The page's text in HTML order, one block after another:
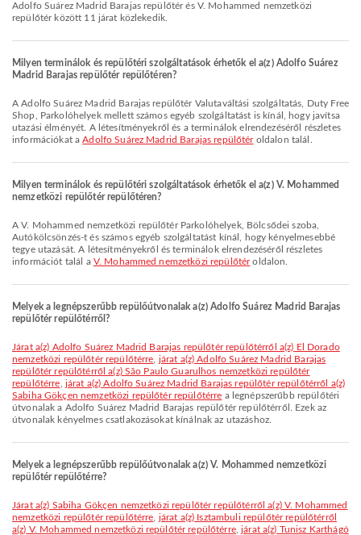
Adolfo Suárez Madrid Barajas repülőtér és V. Mohammed nemzetközi
repülőtér között 11 járat közlekedik.
Milyen terminálok és repülőtéri szolgáltatások érhetők el a(z) Adolfo Suárez
Madrid Barajas repülőtér repülőtéren?
A Adolfo Suárez Madrid Barajas repülőtér Valutaváltási szolgáltatás, Duty Free
Shop, Parkolóhelyek mellett számos egyéb szolgáltatást is kínál, hogy javítsa
utazási élményét. A létesítményekről és a terminálok elrendezéséről részletes
információkat aAdolfo Suárez Madrid Barajas repülőtéroldalon talál.
Milyen terminálok és repülőtéri szolgáltatások érhetők el a(z) V. Mohammed
nemzetközi repülőtér repülőtéren?
A V. Mohammed nemzetközi repülőtér Parkolóhelyek, Bölcsődei szoba,
Autókölcsönzés-t és számos egyéb szolgáltatást kínál, hogy kényelmesebbé
tegye utazását. A létesítményekről és terminálok elrendezéséről részletes
információt talál a V. Mohammed nemzetközi repülőtéroldalon.
Melyek a legnépszerűbb repülőútvonalak a(z) Adolfo Suárez Madrid Barajas
repülőtér repülőtérről?
járat a(z) Adolfo Suárez Madrid Barajas repülőtér repülőtérről a(z) El Dorado
nemzetközi repülőtér repülőtérre járat a(z) Adolfo Suárez Madrid Barajas
repülőtér repülőtérről a(z) São Paulo Guarulhos nemzetközi repülőtér
repülőtérre járat a(z) Adolfo Suárez Madrid Barajas repülőtér repülőtérről a(z)
Sabiha Gökçen nemzetközi repülőtér repülőtérre a legnépszerűbb repülőtéri
útvonalak a Adolfo Suárez Madrid Barajas repülőtér repülőtérről. Ezek az
útvonalak kényelmes csatlakozásokat kínálnak az utazáshoz.
Melyek a legnépszerűbb repülőútvonalak a(z) V. Mohammed nemzetközi
repülőtér repülőtérre?
járat a(z) Sabiha Gökçen nemzetközi repülőtér repülőtérről a(z) V. Mohammed
nemzetközi repülőtér repülőtérre járat a(z) Isztambuli repülőtér repülőtérről
a(z) V. Mohammed nemzetközi repülőtér repülőtérre,járat a(z) Tunisz Karthágó